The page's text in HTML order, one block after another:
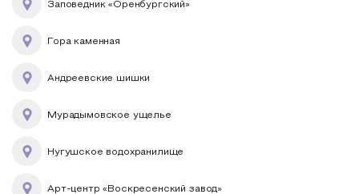
Заповедник «Оренбургский»
Гора каменная
Андреевские шишки
Мурадымовское ущелье
Нугушское водохранилище
Арт-центр «Воскресенский завод»